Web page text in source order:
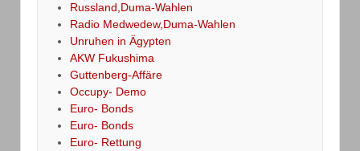
Russland,Duma-Wahlen
Radio Medwedew,Duma-Wahlen
Unruhen in Ägypten
AKW Fukushima
Guttenberg-Affäre
Occupy- Demo
Euro- Bonds
Euro- Bonds
Euro- Rettung